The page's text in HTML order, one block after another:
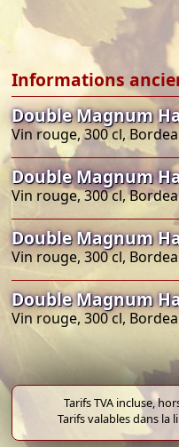
Informations
Double Magnum
Vin rouge, 300 cl,
Double Magnum
Vin rouge, 300 cl,
Double Magnum
Vin rouge, 300 cl,
Double Magnum
Vin rouge, 300 cl,
Tarifs TVA incluse,
Tarifs valables dans la